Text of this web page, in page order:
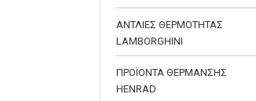
ΑΝΤΛΙΕΣ ΘΕΡΜΟΤΗΤΑΣ
LAMBORGHINI
ΠΡΟΪΟΝΤΑ ΘΕΡΜΑΝΣΗΣ
HENRAD